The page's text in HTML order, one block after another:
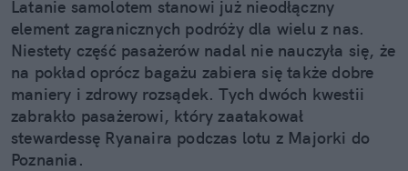
Latanie samolotem stanowi już nieodłączny
element zagranicznych podróży dla wielu z nas.
Niestety część pasażerów nadal nie nauczyła się, że
na pokład oprócz bagażu zabiera się także dobre
maniery i zdrowy rozsądek. Tych dwóch kwestii
zabrakło pasażerowi, który zaatakował
stewardessę Ryanaira podczas lotu z Majorki do
Poznania.